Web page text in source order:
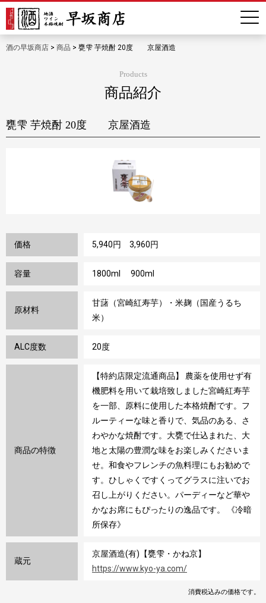
酒の早坂商店 > 商品 > 甕雫 芋焼酎 20度 京屋酒造
Products
商品紹介
甕雫 芋焼酎 20度 京屋酒造
価格 5,940円 3,960円
容量 1800ml 900ml
原材料
甘藷（宮崎紅寿芋）・米麹（国産うるち
米）
ALC度数 20度
商品の特徴
【特約店限定流通商品】 農薬を使用せず有
機肥料を用いて栽培致しました宮崎紅寿芋
を一部、原料に使用した本格焼酎です。フ
ルーティーな味と香りで、気品のある、さ
わやかな焼酎です。大甕で仕込まれた、大
地と太陽の豊潤な味をお楽しみくださいま
せ。和食やフレンチの魚料理にもお勧めで
す。ひしゃくですくってグラスに注いでお
召し上がりください。パーディーなど華や
かなお席にもぴったりの逸品です。 《冷暗
所保存》
蔵元
京屋酒造(有)【甕雫・かね京】
https://www.kyo-ya.com/
消費税込みの価格です。